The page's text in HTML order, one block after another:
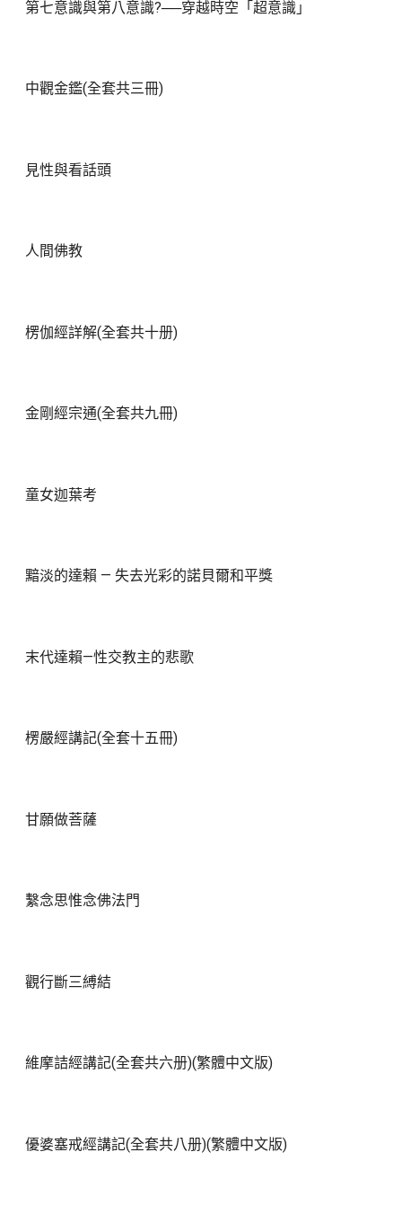
第七意識與第八意識?──穿越時空「超意識」
中觀金鑑(全套共三冊)
見性與看話頭
人間佛教
楞伽經詳解(全套共十册)
金剛經宗通(全套共九冊)
童女迦葉考
黯淡的達賴 — 失去光彩的諾貝爾和平獎
末代達賴—性交教主的悲歌
楞嚴經講記(全套十五冊)
甘願做菩薩
繫念思惟念佛法門
觀行斷三縛結
維摩詰經講記(全套共六册)(繁體中文版)
優婆塞戒經講記(全套共八册)(繁體中文版)